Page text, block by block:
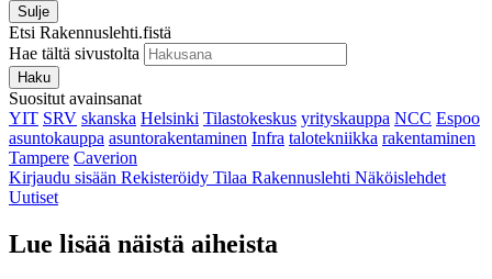
Sulje
Etsi Rakennuslehti.fistä
Hae tältä sivustolta
Haku
Suositut avainsanat
YIT SRV skanska Helsinki Tilastokeskus yrityskauppa NCC Espoo
asuntokauppa asuntorakentaminen Infra talotekniikka rakentaminen
Tampere Caverion
Kirjaudu sisään Rekisteröidy Tilaa Rakennuslehti Näköislehdet
Uutiset
Lue lisää näistä aiheista